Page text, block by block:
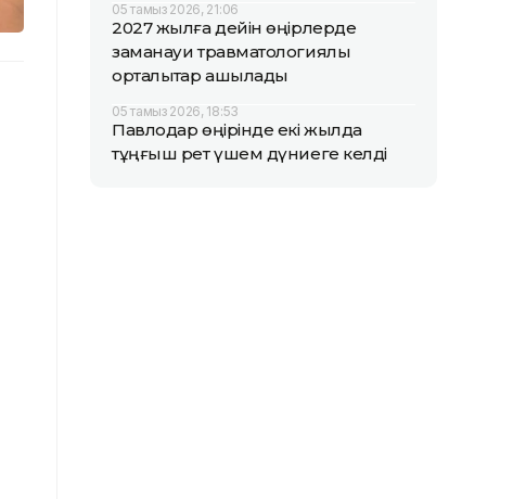
05 тамыз 2026, 21:06
2027 жылға дейін өңірлерде
заманауи травматологиялық
орталықтар ашылады
05 тамыз 2026, 18:53
Павлодар өңірінде екі жылда
тұңғыш рет үшем дүниеге келді